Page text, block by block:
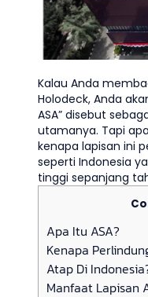
Kalau Anda
Holodeck, Anda
ASA” disebut
utamanya. Tapi
kenapa lapisan ini
seperti Indonesia
tinggi sepanjang
Apa Itu ASA?
Kenapa
Atap Di
Manfaat Lapisan